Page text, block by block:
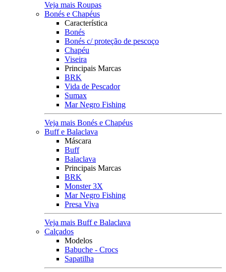
Veja mais Roupas
Bonés e Chapéus
Característica
Bonés
Bonés c/ proteção de pescoço
Chapéu
Viseira
Principais Marcas
BRK
Vida de Pescador
Sumax
Mar Negro Fishing
Veja mais Bonés e Chapéus
Buff e Balaclava
Máscara
Buff
Balaclava
Principais Marcas
BRK
Monster 3X
Mar Negro Fishing
Presa Viva
Veja mais Buff e Balaclava
Calçados
Modelos
Babuche - Crocs
Sapatilha